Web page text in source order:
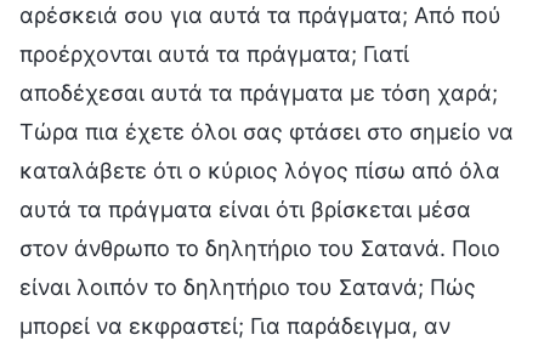
αρέσκειά σου για αυτά τα πράγματα; Από πού
προέρχονται αυτά τα πράγματα; Γιατί
αποδέχεσαι αυτά τα πράγματα με τόση χαρά;
Τώρα πια έχετε όλοι σας φτάσει στο σημείο να
καταλάβετε ότι ο κύριος λόγος πίσω από όλα
αυτά τα πράγματα είναι ότι βρίσκεται μέσα
στον άνθρωπο το δηλητήριο του Σατανά. Ποιο
είναι λοιπόν το δηλητήριο του Σατανά; Πώς
μπορεί να εκφραστεί; Για παράδειγμα, αν